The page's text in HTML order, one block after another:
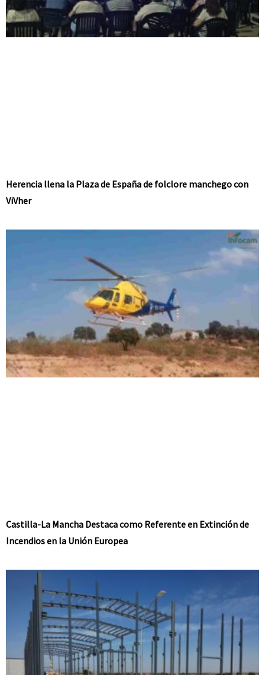
Herencia llena la Plaza de España de folclore manchego con
ViVher
Castilla-La Mancha Destaca como Referente en Extinción de
Incendios en la Unión Europea